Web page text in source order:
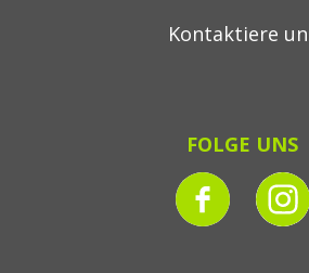
Kontaktiere
FOLGE UNS